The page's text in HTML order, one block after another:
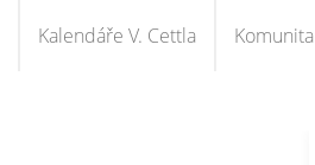
Kalendáře V. Cettla Komunita